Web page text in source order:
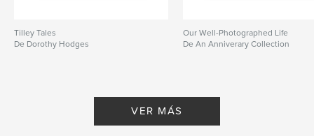
Tilley Tales
De Dorothy Hodges
Our Well-Photographed Life
De An Anniverary Collection
VER MÁS